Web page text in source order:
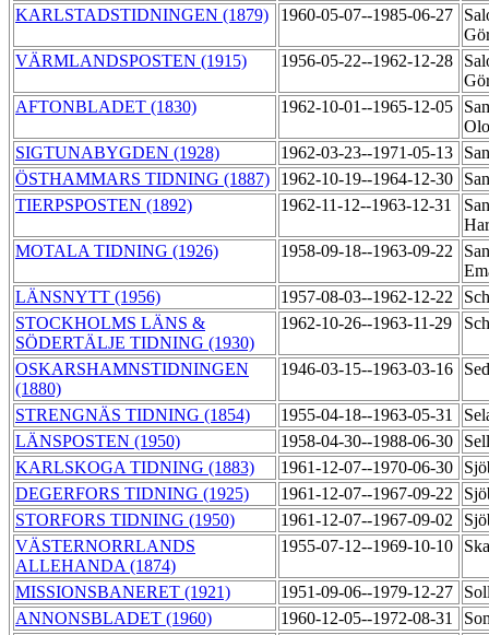
KARLSTADSTIDNINGEN (1879) 1960-05-07--1985-06-27
VÄRMLANDSPOSTEN (1915)
1956-05-22--1962-12-28
AFTONBLADET (1830)
1962-10-01--1965-12-05
SIGTUNABYGDEN (1928)
1962-03-23--1971-05-13
ÖSTHAMMARS TIDNING (1887)
1962-10-19--1964-12-30
TIERPSPOSTEN (1892)
1962-11-12--1963-12-31
MOTALA TIDNING (1926)
1958-09-18--1963-09-22
LÄNSNYTT (1956)
1957-08-03--1962-12-22
STOCKHOLMS LÄNS &
SÖDERTÄLJE TIDNING (1930)
1962-10-26--1963-11-29
OSKARSHAMNSTIDNINGEN
(1880)
1946-03-15--1963-03-16
STRENGNÄS TIDNING (1854) 1955-04-18--1963-05-31
LÄNSPOSTEN (1950)
1958-04-30--1988-06-30
KARLSKOGA TIDNING (1883)
1961-12-07--1970-06-30
DEGERFORS TIDNING (1925)
1961-12-07--1967-09-22
STORFORS TIDNING (1950)
1961-12-07--1967-09-02
VÄSTERNORRLANDS
ALLEHANDA (1874)
1955-07-12--1969-10-10
MISSIONSBANERET (1921) 1951-09-06--1979-12-27
ANNONSBLADET (1960)
1960-12-05--1972-08-31